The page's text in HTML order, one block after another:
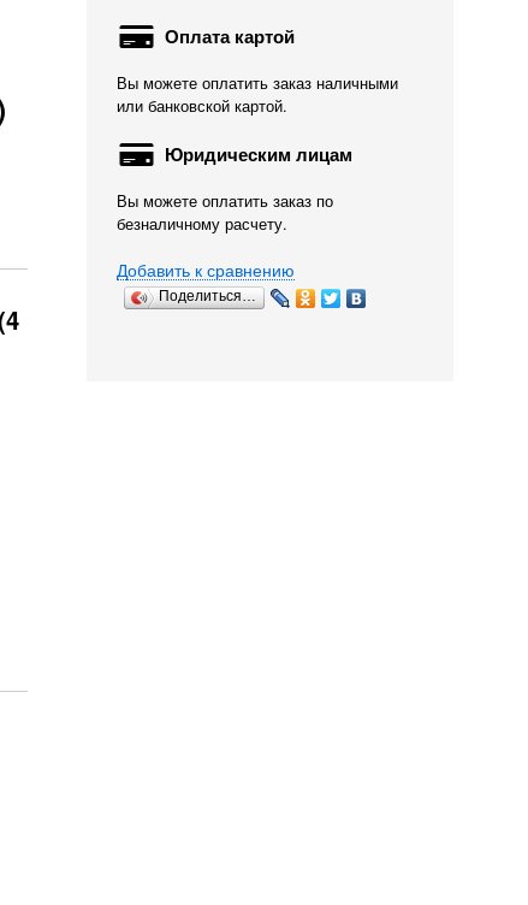
Оплата картой
Вы можете оплатить заказ наличными
или банковской картой.
Юридическим лицам
Вы можете оплатить заказ по
безналичному расчету.
Добавить к сравнению
Поделиться…